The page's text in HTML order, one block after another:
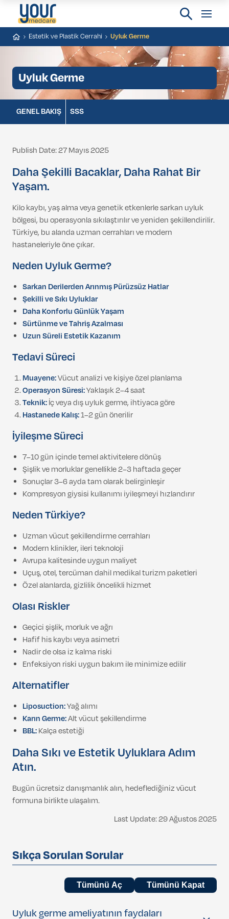
Estetik ve Plastik Cerrahi Uyluk Germe
Uyluk Germe
GENEL BAKIŞ SSS
Publish Date: 27 Mayıs 2025
Daha Şekilli Bacaklar, Daha Rahat Bir
Yaşam.
Kilo kaybı, yaş alma veya genetik etkenlerle sarkan uyluk
bölgesi, bu operasyonla sıkılaştırılır ve yeniden şekillendirilir.
Türkiye, bu alanda uzman cerrahları ve modern
hastaneleriyle öne çıkar.
Neden Uyluk Germe?
Sarkan Derilerden Arınmış Pürüzsüz Hatlar
Şekilli ve Sıkı Uyluklar
Daha Konforlu Günlük Yaşam
Sürtünme ve Tahriş Azalması
Uzun Süreli Estetik Kazanım
Tedavi Süreci
Muayene:Vücut analizi ve kişiye özel planlama
Operasyon Süresi:Yaklaşık 2–4 saat
Teknik:İç veya dış uyluk germe, ihtiyaca göre
Hastanede Kalış:1–2 gün önerilir
İyileşme Süreci
7–10 gün içinde temel aktivitelere dönüş
Şişlik ve morluklar genellikle 2–3 haftada geçer
Sonuçlar 3–6 ayda tam olarak belirginleşir
Kompresyon giysisi kullanımı iyileşmeyi hızlandırır
Neden Türkiye?
Uzman vücut şekillendirme cerrahları
Modern klinikler, ileri teknoloji
Avrupa kalitesinde uygun maliyet
Uçuş, otel, tercüman dahil medikal turizm paketleri
Özel alanlarda, gizlilik öncelikli hizmet
Olası Riskler
Geçici şişlik, morluk ve ağrı
Hafif his kaybı veya asimetri
Nadir de olsa iz kalma riski
Enfeksiyon riski uygun bakım ile minimize edilir
Alternatifler
Liposuction:Yağ alımı
Karın Germe:Alt vücut şekillendirme
BBL:Kalça estetiği
Daha Sıkı ve Estetik Uyluklara Adım
Atın.
Bugün ücretsiz danışmanlık alın, hedeflediğiniz vücut
formuna birlikte ulaşalım.
Last Update: 29 Ağustos 2025
Sıkça Sorulan Sorular
Tümünü Aç Tümünü Kapat
Uyluk germe ameliyatının faydaları